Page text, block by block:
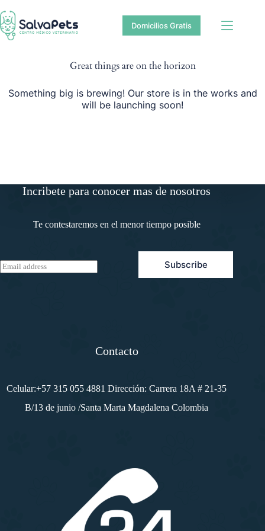
al
contenido
Domicilios Gratis
al
contenido
Great things are on the horizon
Something big is brewing! Our store is in the works and
will be launching soon!
Incribete para conocer mas de nosotros
Te contestaremos en el menor tiempo posible
E
m
Subscribe
Contacto
Celular:+57 315 055 4881 Dirección: Carrera 18A # 21-35
B/13 de junio /Santa Marta Magdalena Colombia